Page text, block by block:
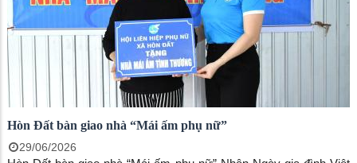
Hòn Đất bàn giao nhà “Mái ấm phụ nữ”
29/06/2026